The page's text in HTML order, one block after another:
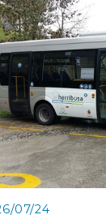
07/24